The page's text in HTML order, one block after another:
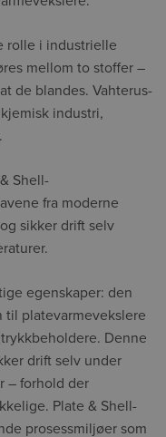
rolle i industrielle
mellom to stoffer –
de blandes. Vahterus-
industri,
Shell-
fra moderne
sikker drift selv
egenskaper: den
platevarmevekslere
Denne
drift selv under
– forhold der
Plate & Shell-
prosessmiljøer som